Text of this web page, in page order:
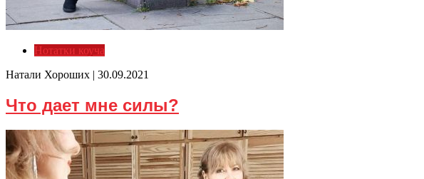
Нотатки коуча
Натали Хороших | 30.09.2021
Что дает мне силы?